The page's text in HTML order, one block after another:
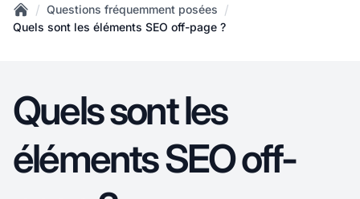
Home
/ Questions fréquemment posées /
Quels sont les éléments SEO off-page ?
Quels sont les
éléments SEO off-